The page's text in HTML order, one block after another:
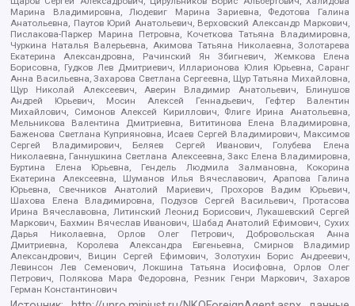
Марина Владимировна, Людевиг Марина Зариевна, Федотова Галина
Анатольевна, Паутов Юрий Анатольевич, Верховский Александр Маркович,
Пислакова-Паркер Марина Петровна, Кочеткова Татьяна Владимировна,
Чуркина Наталья Валерьевна, Акимова Татьяна Николаевна, Золотарева
Екатерина Александровна, Рачинский Ян Збигневич, Жемкова Елена
Борисовна, Гудков Лев Дмитриевич, Илларионова Юлия Юрьевна, Саранг
Анна Васильевна, Захарова Светлана Сергеевна, Щур Татьяна Михайловна,
Щур Николай Алексеевич, Аверин Владимир Анатольевич, Блинушов
Андрей Юрьевич, Мосин Алексей Геннадьевич, Гефтер Валентин
Михайлович, Симонов Алексей Кириллович, Флиге Ирина Анатольевна,
Мельникова Валентина Дмитриевна, Вититинова Елена Владимировна,
Баженова Светлана Куприяновна, Исаев Сергей Владимирович, Максимов
Сергей Владимирович, Беляев Сергей Иванович, Голубева Елена
Николаевна, Ганнушкина Светлана Алексеевна, Закс Елена Владимировна,
Буртина Елена Юрьевна, Гендель Людмила Залмановна, Кокорина
Екатерина Алексеевна, Шуманов Илья Вячеславович, Арапова Галина
Юрьевна, Свечников Анатолий Мариевич, Прохоров Вадим Юрьевич,
Шахова Елена Владимировна, Подузов Сергей Васильевич, Протасова
Ирина Вячеславовна, Литинский Леонид Борисович, Лукашевский Сергей
Маркович, Бахмин Вячеслав Иванович, Шабад Анатолий Ефимович, Сухих
Дарья Николаевна, Орлов Олег Петрович, Добровольская Анна
Дмитриевна, Королева Александра Евгеньевна, Смирнов Владимир
Александрович, Вицин Сергей Ефимович, Золотухин Борис Андреевич,
Левинсон Лев Семенович, Локшина Татьяна Иосифовна, Орлов Олег
Петрович, Полякова Мара Федоровна, Резник Генри Маркович, Захаров
Герман Константинович